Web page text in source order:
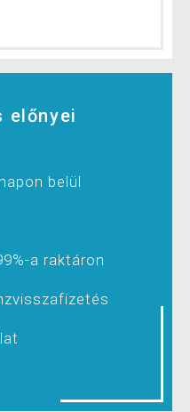
előnyei
belül
a raktáron